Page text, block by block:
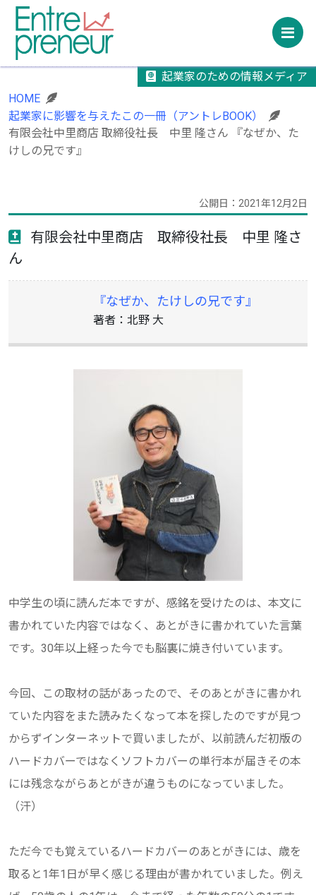
起業家のための情報メディア
HOME
起業家に影響を与えたこの一冊（アントレBOOK）
有限会社中里商店 取締役社長 中里 隆さん 『なぜか、た
けしの兄です』
公開日：2021年12月2日
有限会社中里商店 取締役社長 中里 隆さ
ん
『なぜか、たけしの兄です』
著者：北野 大
中学生の頃に読んだ本ですが、感銘を受けたのは、本文に
書かれていた内容ではなく、あとがきに書かれていた言葉
です。30年以上経った今でも脳裏に焼き付いています。
今回、この取材の話があったので、そのあとがきに書かれ
ていた内容をまた読みたくなって本を探したのですが見つ
からずインターネットで買いましたが、以前読んだ初版の
ハードカバーではなくソフトカバーの単行本が届きその本
には残念ながらあとがきが違うものになっていました。
（汗）
ただ今でも覚えているハードカバーのあとがきには、歳を
取ると1年1日が早く感じる理由が書かれていました。例え